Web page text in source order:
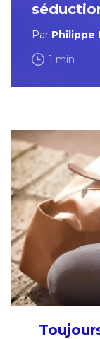
Par Philippe
1 min